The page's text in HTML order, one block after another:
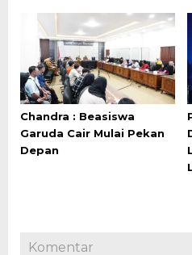
Chandra : Beasiswa
Garuda Cair Mulai Pekan
Depan
Komentar